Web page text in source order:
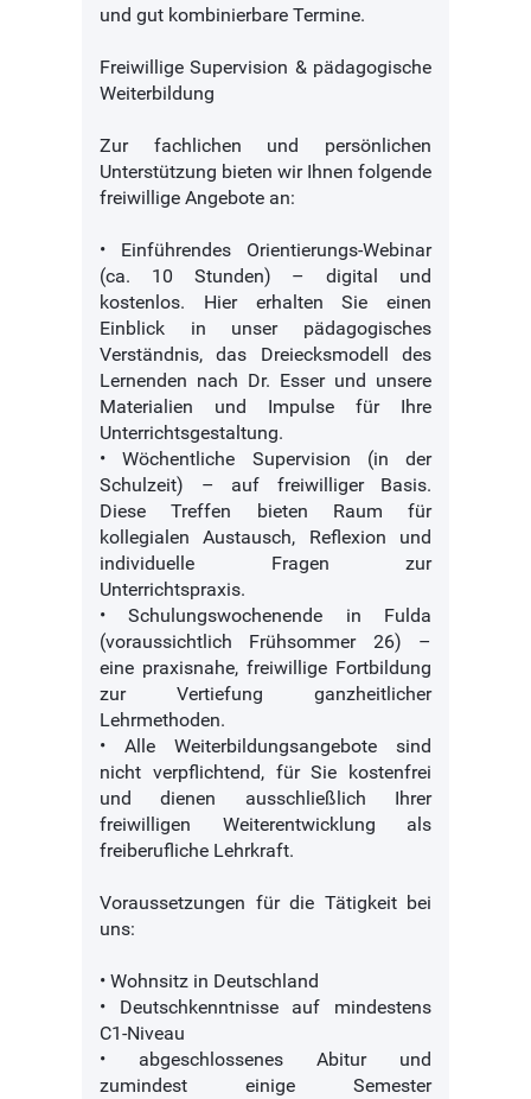
und gut kombinierbare Termine.
Freiwillige Supervision & pädagogische
Weiterbildung
Zur fachlichen und persönlichen
Unterstützung bieten wir Ihnen folgende
freiwillige Angebote an:
• Einführendes Orientierungs-Webinar
(ca. 10 Stunden) – digital und
kostenlos. Hier erhalten Sie einen
Einblick in unser pädagogisches
Verständnis, das Dreiecksmodell des
Lernenden nach Dr. Esser und unsere
Materialien und Impulse für Ihre
Unterrichtsgestaltung.
• Wöchentliche Supervision (in der
Schulzeit) – auf freiwilliger Basis.
Diese Treffen bieten Raum für
kollegialen Austausch, Reflexion und
individuelle Fragen zur
Unterrichtspraxis.
• Schulungswochenende in Fulda
(voraussichtlich Frühsommer 26) –
eine praxisnahe, freiwillige Fortbildung
zur Vertiefung ganzheitlicher
Lehrmethoden.
• Alle Weiterbildungsangebote sind
nicht verpflichtend, für Sie kostenfrei
und dienen ausschließlich Ihrer
freiwilligen Weiterentwicklung als
freiberufliche Lehrkraft.
Voraussetzungen für die Tätigkeit bei
uns:
• Wohnsitz in Deutschland
• Deutschkenntnisse auf mindestens
C1-Niveau
• abgeschlossenes Abitur und
zumindest einige Semester